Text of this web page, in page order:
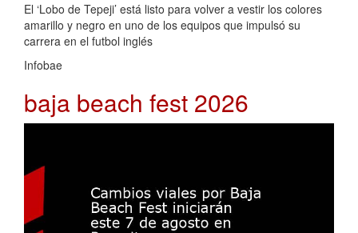
El ‘Lobo de Tepeji’ está listo para volver a vestir los colores
amarillo y negro en uno de los equipos que impulsó su
carrera en el futbol inglés
Infobae
baja beach fest 2026